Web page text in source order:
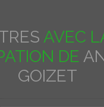
AVEC
DE
GOIZET